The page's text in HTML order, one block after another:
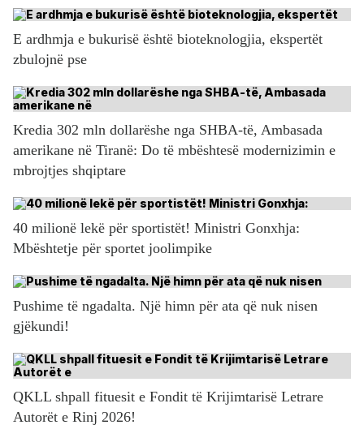
E ardhmja e bukurisë është bioteknologjia, ekspertët
zbulojnë pse
Kredia 302 mln dollarëshe nga SHBA-të, Ambasada
amerikane në Tiranë: Do të mbështesë modernizimin e
mbrojtjes shqiptare
40 milionë lekë për sportistët! Ministri Gonxhja:
Mbështetje për sportet joolimpike
Pushime të ngadalta. Një himn për ata që nuk nisen
gjëkundi!
QKLL shpall fituesit e Fondit të Krijimtarisë Letrare
Autorët e Rinj 2026!